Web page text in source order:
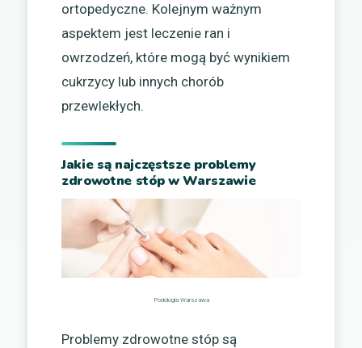
ortopedyczne. Kolejnym ważnym
aspektem jest leczenie ran i
owrzodzeń, które mogą być wynikiem
cukrzycy lub innych chorób
przewlekłych.
Jakie są najczęstsze problemy
zdrowotne stóp w Warszawie
Podologia Warszawa
Problemy zdrowotne stóp są